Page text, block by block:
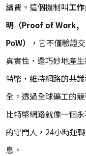
續費。這個機制叫工
明（Proof of Work,
PoW）
，它不僅驗證
真實性，還巧妙地產
特幣，維持網路的共
全。透過全球礦工的競
比特幣網路就像一個
的守門人，24小時運
息。